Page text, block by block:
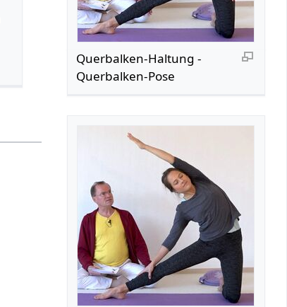
Querbalken-Haltung -
Querbalken-Pose